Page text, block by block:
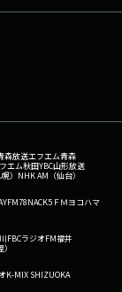
森放送エフエム青森
エム秋田YBC山形放送
） NHK AM（仙台）
NACK5 ＦＭヨコハマ
FBCラジオFM福井
K-MIX SHIZUOKA